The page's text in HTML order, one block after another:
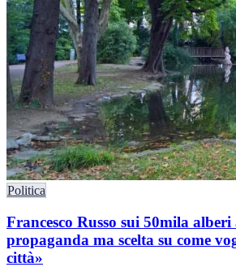
Politica
Francesco Russo sui 50mila alberi
propaganda ma scelta su come
città»